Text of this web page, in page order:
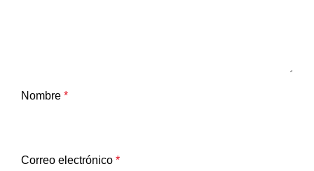
Nombre *
Correo electrónico *